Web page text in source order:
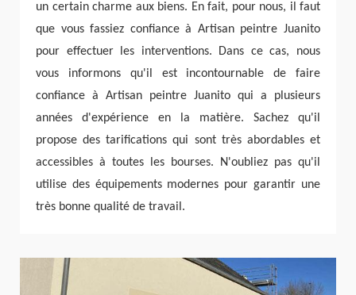
un certain charme aux biens. En fait, pour nous, il faut
que vous fassiez confiance à Artisan peintre Juanito
pour effectuer les interventions. Dans ce cas, nous
vous informons qu'il est incontournable de faire
confiance à Artisan peintre Juanito qui a plusieurs
années d'expérience en la matière. Sachez qu'il
propose des tarifications qui sont très abordables et
accessibles à toutes les bourses. N'oubliez pas qu'il
utilise des équipements modernes pour garantir une
très bonne qualité de travail.